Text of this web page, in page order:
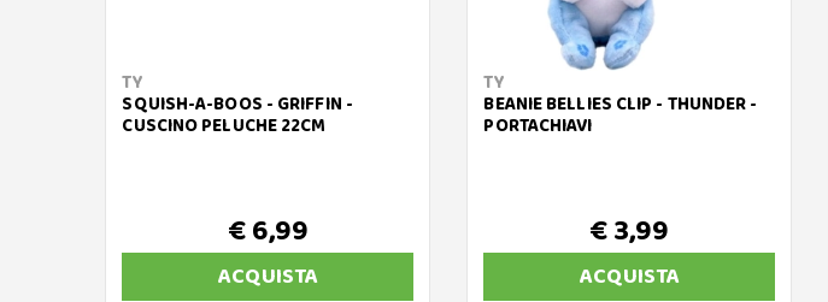
TY
SQUISH-A-BOOS - GRIFFIN -
CUSCINO PELUCHE 22CM
€ 6,99
ACQUISTA
TY
BEANIE BELLIES CLIP - THUNDER -
PORTACHIAVI
€ 3,99
ACQUISTA